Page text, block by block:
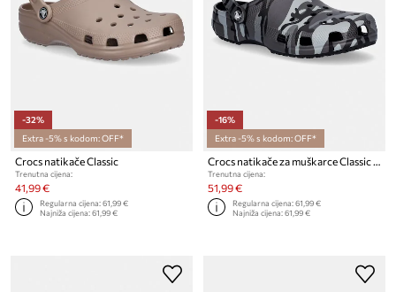
-32%
Extra -5% s kodom: OFF*
Crocs natikače Classic
Trenutna cijena:
41,99 €
Regularna cijena:61,99 €
Najniža cijena:61,99 €
-16%
Extra -5% s kodom: OFF*
Trenutna cijena:
51,99 €
Regularna cijena:61,99 €
Najniža cijena:61,99 €